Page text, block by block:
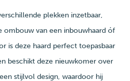
plekken inzetbaar,
ombouw van een inbouwhaard óf
is deze haard perfect toepasbaar
beschikt deze nieuwkomer over
stijlvol design, waardoor hij